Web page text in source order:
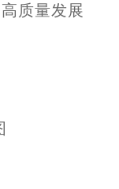
质量发展